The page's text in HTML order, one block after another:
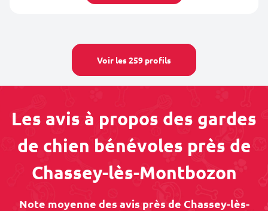
Voir les 259 profils
Les avis à propos des gardes
de chien bénévoles près de
Chassey-lès-Montbozon
Note moyenne des avis près de Chassey-lès-